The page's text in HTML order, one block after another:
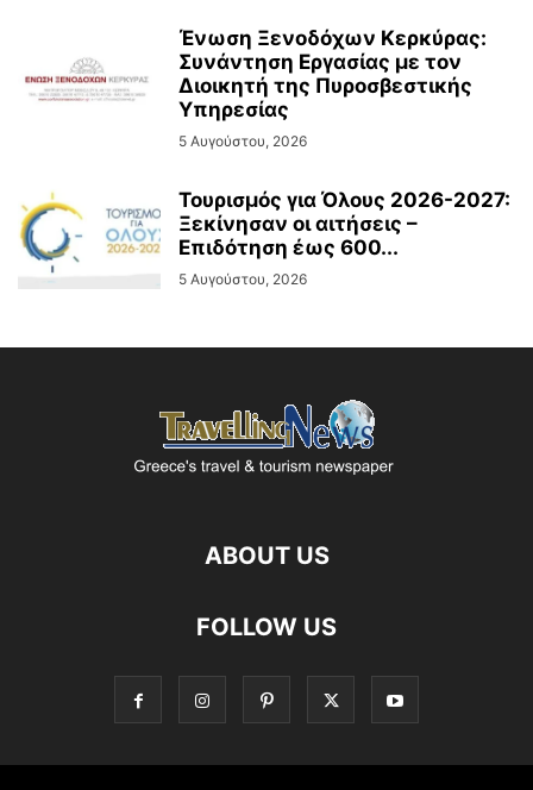
Ένωση Ξενοδόχων Κερκύρας:
Συνάντηση Εργασίας με τον
Διοικητή της Πυροσβεστικής
Υπηρεσίας
5 Αυγούστου, 2026
Τουρισμός για Όλους 2026-2027:
Ξεκίνησαν οι αιτήσεις –
Επιδότηση έως 600...
5 Αυγούστου, 2026
ABOUT US
FOLLOW US